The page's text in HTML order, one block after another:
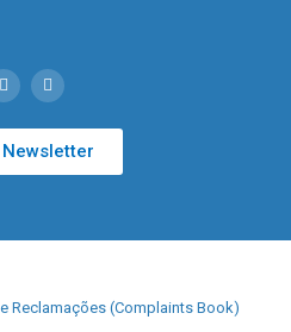
Reclamações (Complaints Book)